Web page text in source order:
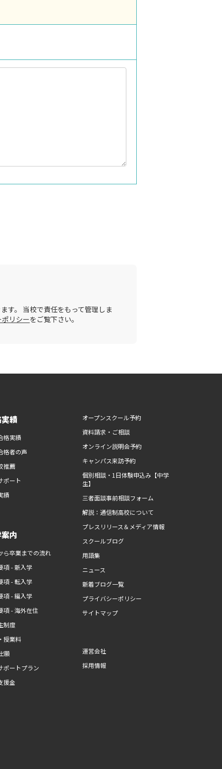
す。 当校で責任をもって管理しま
リシーをご覧下さい。
績
格実績
格者の声
推薦
ポート
績
内
ら卒業までの流れ
項 - 新入学
項 - 転入学
項 - 編入学
項 - 海外在住
制度
授業料
願
ポートプラン
援金
オープンスクール予約
資料請求・ご相談
オンライン説明会予約
キャンパス来訪予約
個別相談・1日体験申込み【中学
生】
三者面談事前相談フォーム
解説：通信制高校について
プレスリリース＆メディア情報
スクールブログ
用語集
ニュース
新着ブログ一覧
プライバシーポリシー
サイトマップ
運営会社
採用情報